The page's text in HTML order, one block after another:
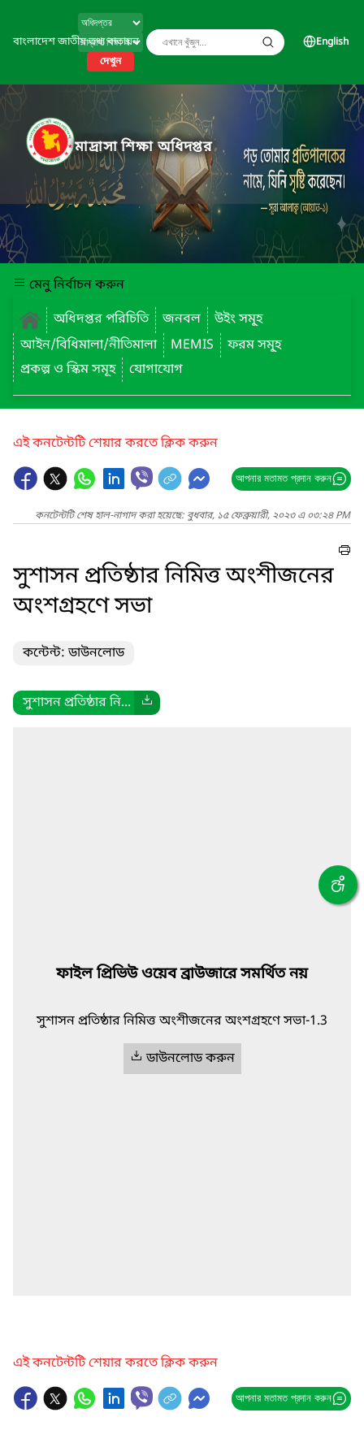
বাংলাদেশ জাতীয় তথ্য বাতায়ন
দেখুন
English
মাদ্রাসা শিক্ষা অধিদপ্তর
মেনু নির্বাচন করুন
অধিদপ্তর পরিচিতি
জনবল
উইং সমূ্হ
আইন/বিধিমালা/নীতিমালা
MEMIS
ফরম সমূ্হ
প্রকল্প ও স্কিম সমূহ
যোগাযোগ
এই কনটেন্টটি শেয়ার করতে ক্লিক করুন
আপনার মতামত প্রদান করুন
কনটেন্টটি শেষ হাল-নাগাদ করা হয়েছে: বুধবার, ১৫ ফেব্রুয়ারী, ২০২৩ এ ০৩:২৪ PM
সুশাসন প্রতিষ্ঠার নিমিত্ত অংশীজনের
অংশগ্রহণে সভা
কন্টেন্ট: ডাউনলোড
সুশাসন প্রতিষ্ঠার নি...
ফাইল প্রিভিউ ওয়েব ব্রাউজারে সমর্থিত নয়
সুশাসন প্রতিষ্ঠার নিমিত্ত অংশীজনের অংশগ্রহণে সভা-1.3
ডাউনলোড করুন
এই কনটেন্টটি শেয়ার করতে ক্লিক করুন
আপনার মতামত প্রদান করুন